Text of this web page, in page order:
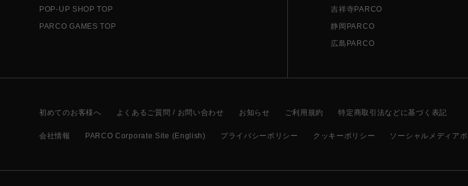
POP-UP SHOP TOP
PARCO GAMES TOP
吉祥寺PARCO
静岡PARCO
広島PARCO
初めてのお客様へ よくあるご質問 / お問い合わせ お知らせ ご利用規約 特定商取引法などに基づく表記
会社情報 PARCO Corporate Site (English) プライバシーポリシー クッキーポリシー ソーシャルメディア